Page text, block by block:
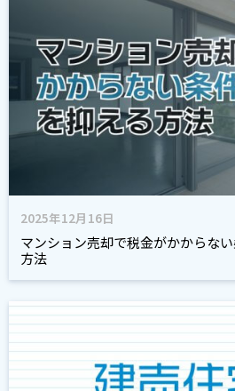
2025年12月16日
マンション売却で税金がかからな
方法